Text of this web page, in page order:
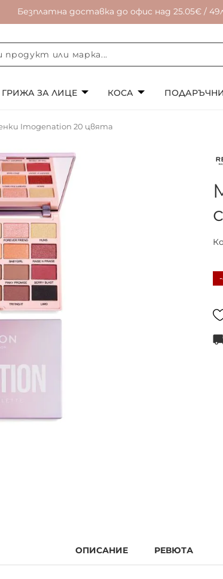
Безплатна доставка до офис над 25.05€ /
ГРИЖА ЗА ЛИЦЕ КОСА
Imogenation 20 цвята
ОПИСАНИЕ РЕВЮТА